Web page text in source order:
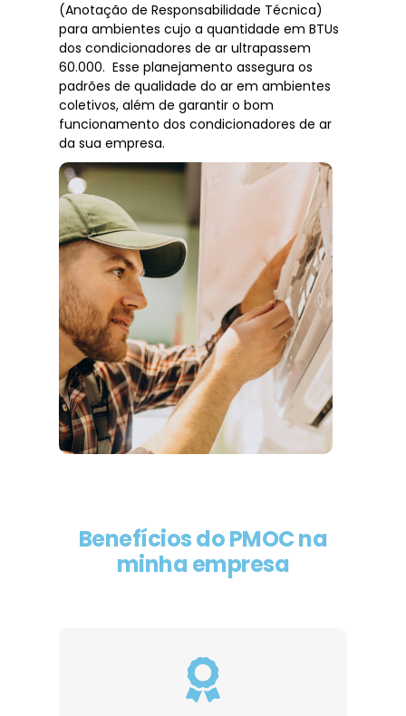
(Anotação de Responsabilidade Técnica)
para ambientes cujo a quantidade em BTUs
dos condicionadores de ar ultrapassem
60.000. Esse planejamento assegura os
padrões de qualidade do ar em ambientes
coletivos, além de garantir o bom
funcionamento dos condicionadores de ar
da sua empresa.
Benefícios do PMOC na
minha empresa